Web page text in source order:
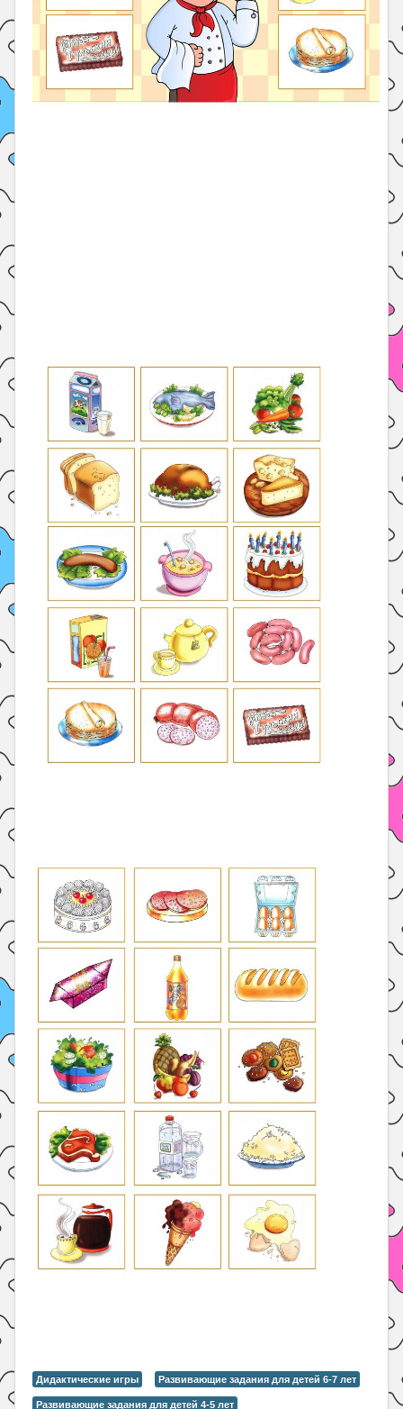
Дидактические игры Развивающие задания для детей 6-7 лет
Развивающие задания для детей 4-5 лет